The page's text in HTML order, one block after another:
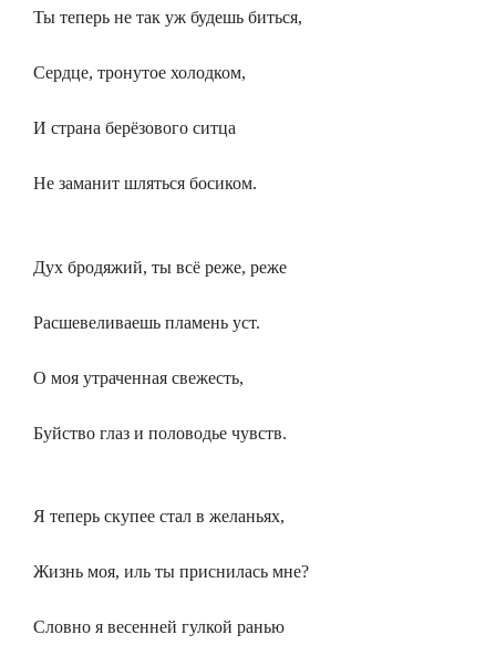
Ты теперь не так уж будешь биться,
Сердце, тронутое холодком,
И страна берёзового ситца
Не заманит шляться босиком.
Дух бродяжий, ты всё реже, реже
Расшевеливаешь пламень уст.
О моя утраченная свежесть,
Буйство глаз и половодье чувств.
Я теперь скупее стал в желаньях,
Жизнь моя, иль ты приснилась мне?
Словно я весенней гулкой ранью